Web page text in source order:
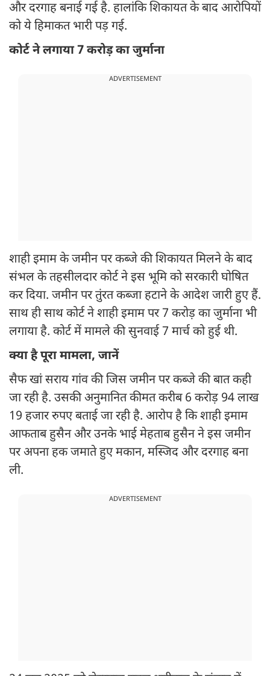
और दरगाह बनाई गई है. हालांकि शिकायत के बाद आरोपियों
को ये हिमाकत भारी पड़ गई.
कोर्ट ने लगाया 7 करोड़ का जुर्माना
ADVERTISEMENT
शाही इमाम के जमीन पर कब्जे की शिकायत मिलने के बाद
संभल के तहसीलदार कोर्ट ने इस भूमि को सरकारी घोषित
कर दिया. जमीन पर तुंरत कब्जा हटाने के आदेश जारी हुए हैं.
साथ ही साथ कोर्ट ने शाही इमाम पर 7 करोड़ का जुर्माना भी
लगाया है. कोर्ट में मामले की सुनवाई 7 मार्च को हुई थी.
क्या है पूरा मामला, जानें
सैफ खां सराय गांव की जिस जमीन पर कब्जे की बात कही
जा रही है. उसकी अनुमानित कीमत करीब 6 करोड़ 94 लाख
19 हजार रुपए बताई जा रही है. आरोप है कि शाही इमाम
आफताब हुसैन और उनके भाई मेहताब हुसैन ने इस जमीन
पर अपना हक जमाते हुए मकान, मस्जिद और दरगाह बना
ली.
ADVERTISEMENT